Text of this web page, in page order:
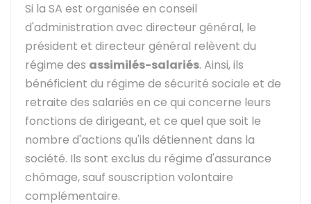
Si la SA est organisée en conseil
d'administration avec directeur général, le
président et directeur général relèvent du
régime des assimilés-salariés. Ainsi, ils
bénéficient du régime de sécurité sociale et de
retraite des salariés en ce qui concerne leurs
fonctions de dirigeant, et ce quel que soit le
nombre d'actions qu'ils détiennent dans la
société. Ils sont exclus du régime d'assurance
chômage, sauf souscription volontaire
complémentaire.